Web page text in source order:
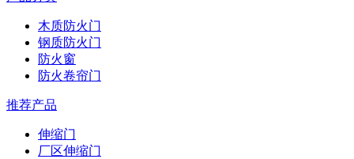
木质防火门
钢质防火门
防火窗
防火卷帘门
推荐产品
伸缩门
厂区伸缩门